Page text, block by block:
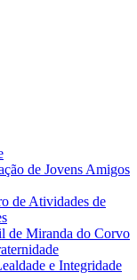
de Jovens Amigos
de Atividades de
de Miranda do Corvo
e Integridade